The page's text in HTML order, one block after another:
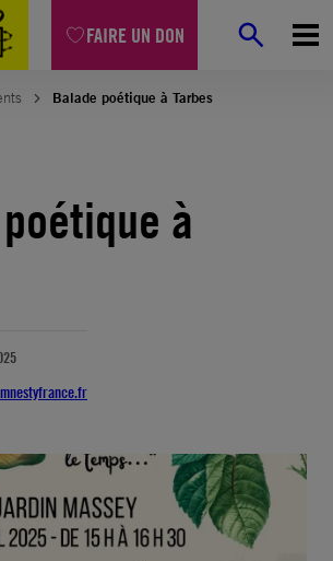
FAIRE UN DON
Balade poétique à Tarbes
à